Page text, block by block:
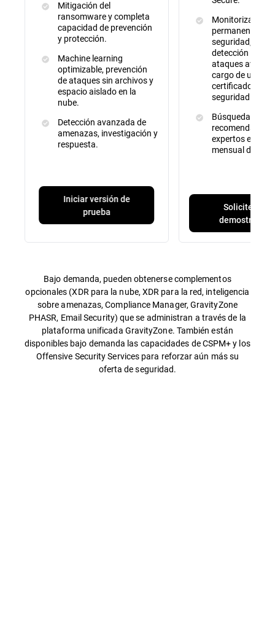
Mitigación del
ransomware y completa
capacidad de prevención
y protección.
Machine learning
optimizable, prevención
de ataques sin archivos y
espacio aislado en la
nube.
Detección avanzada de
amenazas, investigación y
respuesta.
Iniciar versión de
prueba
Monitorización
permanente de
seguridad,
detección y
ataques
cargo de un
certificado de
seguridad
Búsqueda de
expertos e
mensual del
Solicite una
demostración
Bajo demanda, pueden obtenerse complementos
opcionales (XDR para la nube, XDR para la red, inteligencia
sobre amenazas, Compliance Manager, GravityZone
PHASR, Email Security) que se administran a través de la
plataforma unificada GravityZone. También están
disponibles bajo demanda las capacidades de CSPM+ y los
Offensive Security Services para reforzar aún más su
oferta de seguridad.